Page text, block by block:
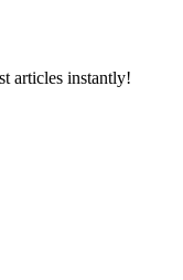
articles instantly!